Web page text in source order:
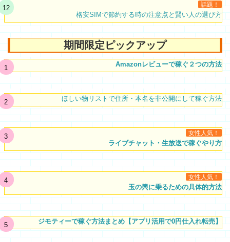
話題！
格安SIMで節約する時の注意点と賢い人の選び方
期間限定ピックアップ
Amazonレビューで稼ぐ２つの方法
ほしい物リストで住所・本名を非公開にして稼ぐ方法
女性人気！
ライブチャット・生放送で稼ぐやり方
女性人気！
玉の輿に乗るための具体的方法
ジモティーで稼ぐ方法まとめ【アプリ活用で0円仕入れ転売】